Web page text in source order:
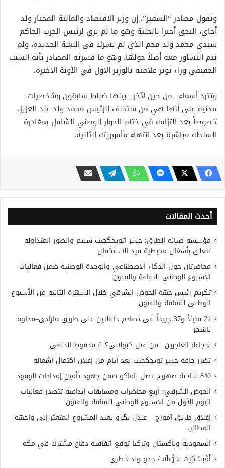
وتقول مصادر “السفير”، إن وزير الاقتصاد والمالية المختار ولد
أجاي، التحق أخيرا بالخلية وهو ما لم يرق لرئيس الحزب الحاكم
سيدي محمد ولد محم الذي لم يشرك في اللعبة الجديدة، ولم
يتم التشاور معه أصلاً حولها، وهو ما فسرته المصادر بأنه السبب
الحقيقي وراء توتر علاقته بالوزير الأول في الآونة الأخيرة.
وتترد أسماء ـ من حين لآخر ـ بينها ضباط سابقون وشخصيات
مدنية على أنها هي من ستخلف الرئيس محمد ولد عبد العزيز،
خصوصاً بعد التزامه في ختام الحوار الوطني الشامل بمغادرة
السلطة مباشرة بعد انتهاء مأموريته الثانية.
أحدث المقالات
مؤسسة صيانة الطرق: جسر اتويجگجيت سليم والصور المتداولة
تتعلق بأشغال محيطية قيد الاستكمال
محاضرتان حول الذكاء الاصطناعي والوحدة الوطنية ضمن فعاليات
الأسبوع الوطني للثقافة والفنون
تكريم رئيس جهة الحوض الشرقي خلال السهرة الثانية من الأسبوع
الوطني للثقافة والفنون
21 قتيلاً و37 جريحاً في تصادم حافلتين على طريق مارادي–مداوة
بالنيجر
شجاعة العاجزين.. من قتل كبولاني؟ !/ محفوظ الحنفي
تضرر حافة جسر تويجكجيت بعد أيام من إعلان اكتمال أشغاله
840 شاحنة صهريج تصل باماكو ضمن جهود تأمين إمدادات الوقود
الحوض الشرقي: أربع محاضرات ومسابقات إبداعية تتصدر فعاليات
اليوم الأول من الأسبوع الوطني للثقافة والفنون
إغلاق طريق آمورج – عــدل بگـرو يعيد المشروع المتعثر إلى واجهة
المطالب
السعودية وباكستان وتركيا توقع اتفاقية دفاع مشترك في مكة
أَمْبسْكِيت سَرّْغلّه / جدو ولد خطري